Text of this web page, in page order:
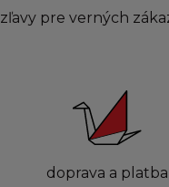
zľavy pre verných
doprava a platba